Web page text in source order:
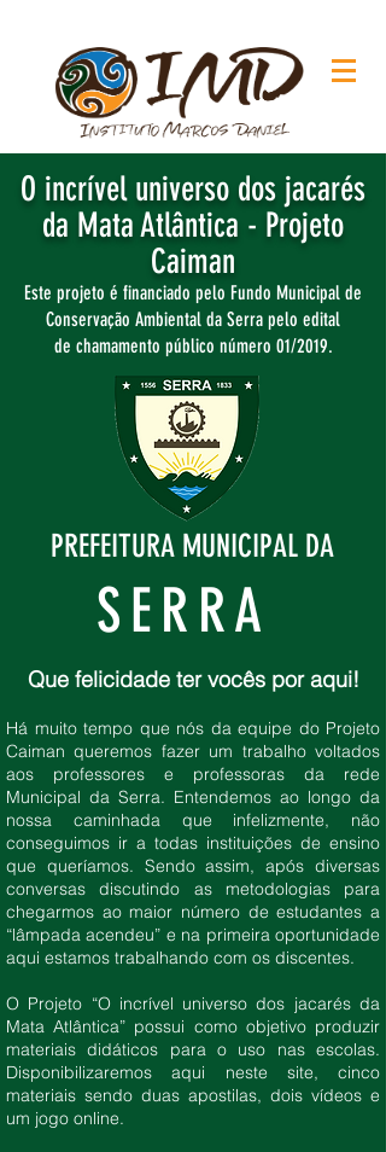
O incrível universo dos jacarés
da Mata Atlântica - Projeto
Caiman
Este projeto é financiado pelo Fundo Municipal de
Conservação Ambiental da Serra pelo edital
de chamamento público número 01/2019.
PREFEITURA MUNICIPAL DA
SERRA
Que felicidade ter vocês por aqui!
Há muito tempo que nós da equipe do Projeto
Caiman queremos fazer um trabalho voltados
aos professores e professoras da rede
Municipal da Serra. Entendemos ao longo da
nossa caminhada que infelizmente, não
conseguimos ir a todas instituições de ensino
que queríamos. Sendo assim, após diversas
conversas discutindo as metodologias para
chegarmos ao maior número de estudantes a
“lâmpada acendeu” e na primeira oportunidade
aqui estamos trabalhando com os discentes.
O Projeto “O incrível universo dos jacarés da
Mata Atlântica” possui como objetivo produzir
materiais didáticos para o uso nas escolas.
Disponibilizaremos aqui neste site, cinco
materiais sendo duas apostilas, dois vídeos e
um jogo online.